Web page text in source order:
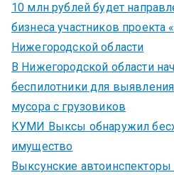
10 млн рублей будет
бизнеса участников проекта
Нижегородской области
В Нижегородской области
беспилотники для
мусора с грузовиков
КУМИ Выксы обнаружил
имущество
Выксунские